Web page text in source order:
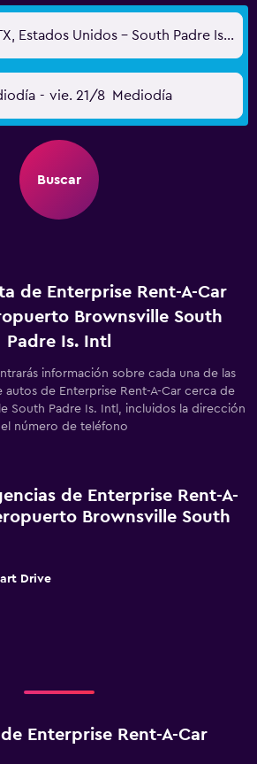
Brownsville, TX, Estados Unidos - South Padre Is. Intl (BRO)
- vie. 21/8 Mediodía
Buscar
de Enterprise Rent-A-Car
Brownsville South
Padre Is. Intl
información sobre cada una de las
autos de Enterprise Rent-A-Car cerca de
South Padre Is. Intl, incluidos la dirección
número de teléfono
de Enterprise Rent-A-
Brownsville South
Drive
Enterprise Rent-A-Car